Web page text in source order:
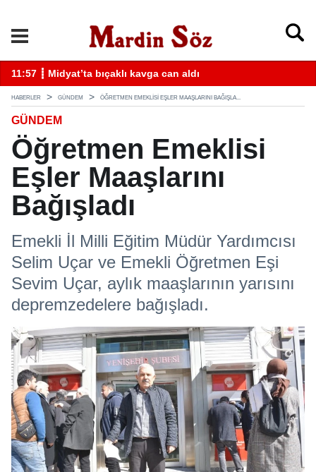
11:57 ┋ Midyat’ta bıçaklı kavga can aldı
HABERLER GÜNDEM ÖĞRETMEN EMEKLISI EŞLER MAAŞLARINI BAĞIŞLA...
GÜNDEM
Öğretmen Emeklisi
Eşler Maaşlarını
Bağışladı
Emekli İl Milli Eğitim Müdür Yardımcısı
Selim Uçar ve Emekli Öğretmen Eşi
Sevim Uçar, aylık maaşlarının yarısını
depremzedelere bağışladı.